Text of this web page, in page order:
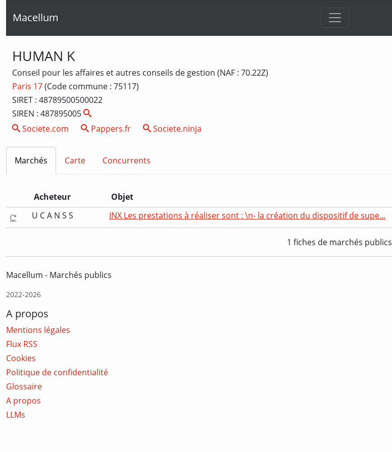
Macellum
HUMAN K
Conseil pour les affaires et autres conseils de gestion (NAF : 70.22Z)
Paris 17(Code commune : 75117)
SIRET : 48789500500022
SIREN : 487895005
Societe.com
Pappers.fr Societe.ninja
Marchés Carte Concurrents
Acheteur Objet
U C A N S S
INX Les prestations à réaliser sont : \n- la création du dispositif de supe...
1 fiches de marchés publics
Macellum - Marchés publics
2022-2026
A propos
Mentions légales
Flux RSS
Cookies
Politique de confidentialité
Glossaire
A propos
LLMs